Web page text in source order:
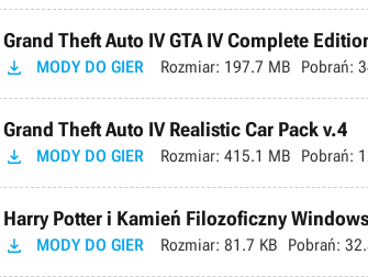
Grand Theft Auto IV GTA IV Complete
 MODY DO GIER Rozmiar: 197.7 MB Pobrań:
Grand Theft Auto IV Realistic Car Pack v.4
 MODY DO GIER Rozmiar: 415.1 MB Pobrań:
Harry Potter i Kamień Filozoficzny
 MODY DO GIER Rozmiar: 81.7 KB Pobrań: